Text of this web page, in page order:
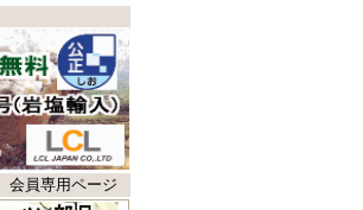
会員専用ページ